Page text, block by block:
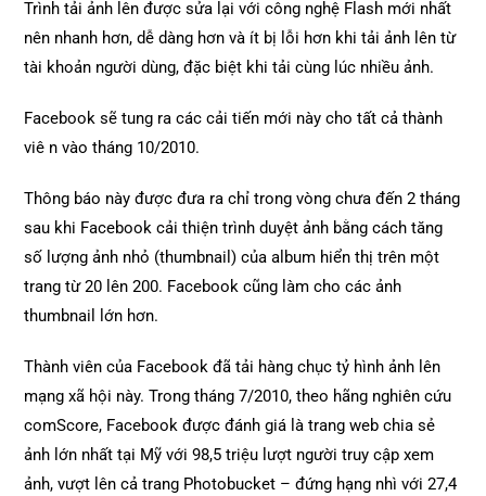
Trình tải ảnh lên được sửa lại với công nghệ Flash mới nhất
nên nhanh hơn, dễ dàng hơn và ít bị lỗi hơn khi tải ảnh lên từ
tài khoản người dùng, đặc biệt khi tải cùng lúc nhiều ảnh.
Facebook sẽ tung ra các cải tiến mới này cho tất cả thành
viê n vào tháng 10/2010.
Thông báo này được đưa ra chỉ trong vòng chưa đến 2 tháng
sau khi Facebook cải thiện trình duyệt ảnh bằng cách tăng
số lượng ảnh nhỏ (thumbnail) của album hiển thị trên một
trang từ 20 lên 200. Facebook cũng làm cho các ảnh
thumbnail lớn hơn.
Thành viên của Facebook đã tải hàng chục tỷ hình ảnh lên
mạng xã hội này. Trong tháng 7/2010, theo hãng nghiên cứu
comScore, Facebook được đánh giá là trang web chia sẻ
ảnh lớn nhất tại Mỹ với 98,5 triệu lượt người truy cập xem
ảnh, vượt lên cả trang Photobucket – đứng hạng nhì với 27,4